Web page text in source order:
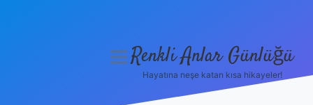
menüyüRenkli Anlar Günlüğü
Hayatına neşe katan kısa hikayeler!